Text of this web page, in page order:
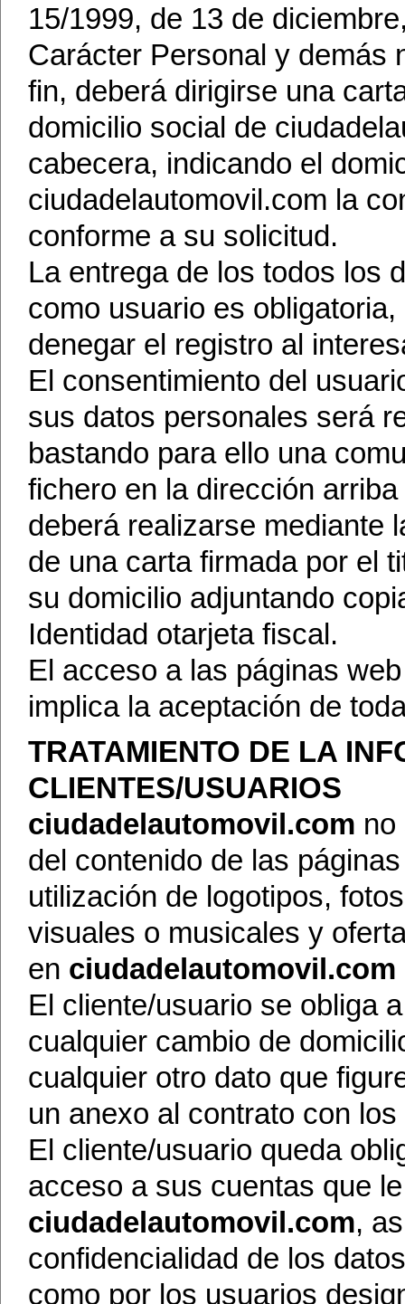
15/1999, de 13 de
Carácter Personal y demás
fin, deberá dirigirse una
domicilio social de
cabecera, indicando el
ciudadelautomovil.com la
conforme a su solicitud.
La entrega de los todos los
como usuario es
denegar el registro al
El consentimiento del
sus datos personales será
bastando para ello una
fichero en la dirección
deberá realizarse mediante
de una carta firmada por el
su domicilio adjuntando
Identidad otarjeta fiscal.
El acceso a las páginas
implica la aceptación de
TRATAMIENTO DE LA
CLIENTES/USUARIOS
ciudadelautomovil.com no
del contenido de las
utilización de logotipos,
visuales o musicales y
en ciudadelautomovil.com
El cliente/usuario se obliga
cualquier cambio de
cualquier otro dato que
un anexo al contrato con
El cliente/usuario queda
acceso a sus cuentas que
ciudadelautomovil.com,
confidencialidad de los
como por los usuarios